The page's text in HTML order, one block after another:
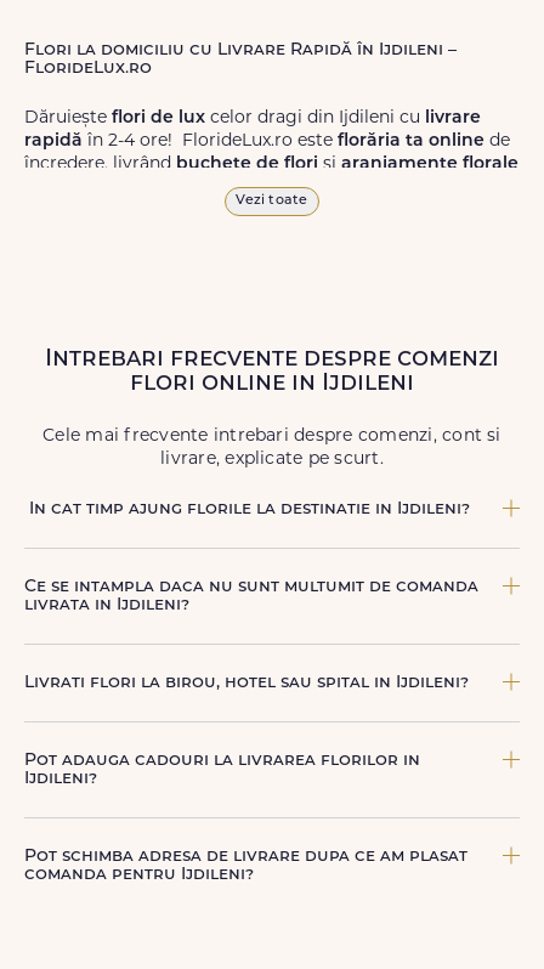
Flori la domiciliu cu Livrare Rapidă în Ijdileni –
FlorideLux.ro
Dăruiește flori de lux celor dragi din Ijdileni cu livrare
rapidă în 2-4 ore! FlorideLux.ro este florăria ta online de
încredere, livrând buchete de flori și aranjamente florale
de calitate superioară în Ijdileni și în toată România.
Livrăm buchete de florichiar și în weekend, pentru ca tu
să poți adresa un gest frumos atunci când ai nevoie.
Vezi toate
Intrebari frecvente despre comenzi
flori online in Ijdileni
Cele mai frecvente intrebari despre comenzi, cont si
livrare, explicate pe scurt.
In cat timp ajung florile la destinatie in Ijdileni?
platii comenzii, in functie de intervalul de livrare aes.
Ce se intampla daca nu sunt multumit de comanda
livrata in Ijdileni?
astfel incat poti comanda fara griji.
Livrati flori la birou, hotel sau spital in Ijdileni?
inclusiv receptii sau birouri. Te rugam sa adaugi detalii
utile (nume receptie, etaj, salon) ca livrarea sa decurga
Pot adauga cadouri la livrarea florilor in
Ijdileni?
baloane, ursuleti de plus, torturi sau alte produse
premium direct in cosul de cumparaturi.
Pot schimba adresa de livrare dupa ce am plasat
comanda pentru Ijdileni?